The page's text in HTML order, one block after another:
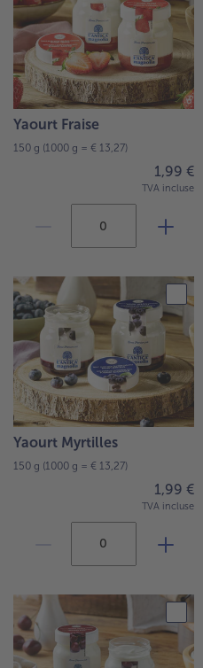
7 menus au choix
Yaourt Fraise
150 g (1000 g = € 13,27)
1,99 €
TVA incluse
Yaourt Myrtilles
150 g (1000 g = € 13,27)
1,99 €
TVA incluse